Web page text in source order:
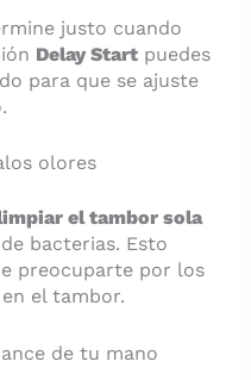
justo cuando
Delay Startpuedes
para que se ajuste
olores
el tambor sola
bacterias. Esto
preocuparte por los
el tambor.
de tu mano